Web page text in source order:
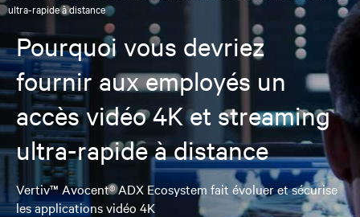
ultra-rapide à distance
Pourquoi vous devriez
fournir aux employés un
accès vidéo 4K et streaming
ultra-rapide à distance
Vertiv™ Avocent® ADX Ecosystem fait évoluer et sécurise
les applications vidéo 4K